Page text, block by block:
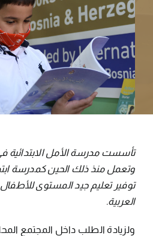
وتعمل منذ ذلك الحين كمدرسة
توفير تعليم جيد المستوى
العربية.